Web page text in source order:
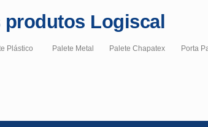
Logiscal
Plástico Palete Metal Palete Chapatex Porta